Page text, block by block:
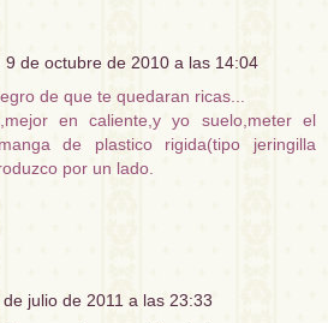
9 de octubre de 2010 a las 14:04
de que te quedaran ricas...
en caliente,y yo suelo,meter el
de plastico rigida(tipo jeringilla
por un lado.
de julio de 2011 a las 23:33